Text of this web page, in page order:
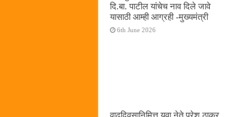
दि.बा. पाटील यांचेच नाव दिले जावे
यासाठी आम्ही आग्रही -मुख्यमंत्री
6th June 2026
वाढदिवसानिमित्त युवा नेते परेश ठाकूर